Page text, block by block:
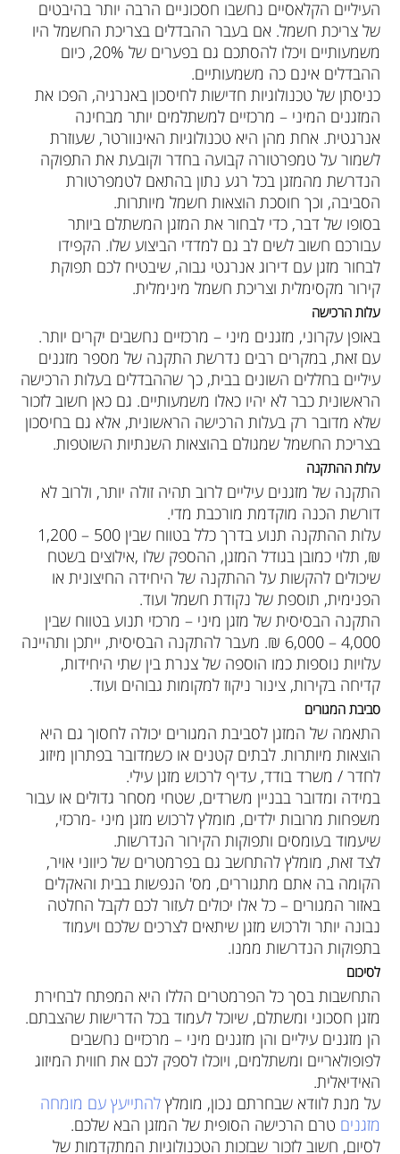
העיליים הקלאסיים נחשבו חסכוניים הרבה יותר בהיבטים
של צריכת חשמל. אם בעבר ההבדלים בצריכת החשמל היו
משמעותיים ויכלו להסתכם גם בפערים של 20%, כיום
ההבדלים אינם כה משמעותיים.
כניסתן של טכנולוגיות חדישות לחיסכון באנרגיה, הפכו את
המזגנים המיני – מרכזיים למשתלמים יותר מבחינה
אנרגטית. אחת מהן היא טכנולוגיות האינוורטר, שעוזרת
לשמור על טמפרטורה קבועה בחדר וקובעת את התפוקה
הנדרשת מהמזגן בכל רגע נתון בהתאם לטמפרטורת
הסביבה, וכך חוסכת הוצאות חשמל מיותרות.
בסופו של דבר, כדי לבחור את המזגן המשתלם ביותר
עבורכם חשוב לשים לב גם למדדי הביצוע שלו. הקפידו
לבחור מזגן עם דירוג אנרגטי גבוה, שיבטיח לכם תפוקת
קירור מקסימלית וצריכת חשמל מינימלית.
עלות הרכישה
באופן עקרוני, מזגנים מיני – מרכזיים נחשבים יקרים יותר.
עם זאת, במקרים רבים נדרשת התקנה של מספר מזגנים
עיליים בחללים השונים בבית, כך שההבדלים בעלות הרכישה
הראשונית כבר לא יהיו כאלו משמעותיים. גם כאן חשוב לזכור
שלא מדובר רק בעלות הרכישה הראשונית, אלא גם בחיסכון
בצריכת החשמל שמגולם בהוצאות השנתיות השוטפות.
עלות ההתקנה
התקנה של מזגנים עיליים לרוב תהיה זולה יותר, ולרוב לא
דורשת הכנה מוקדמת מורכבת מדי.
עלות ההתקנה תנוע בדרך כלל בטווח שבין 500 – 1,200
₪, תלוי כמובן בגודל המזגן, ההספק שלו ,אילוצים בשטח
שיכולים להקשות על ההתקנה של היחידה החיצונית או
הפנימית, תוספת של נקודת חשמל ועוד.
התקנה הבסיסית של מזגן מיני – מרכזי תנוע בטווח שבין
4,000 – 6,000 ₪. מעבר להתקנה הבסיסית, ייתכן ותהיינה
עלויות נוספות כמו הוספה של צנרת בין שתי היחידות,
קדיחה בקירות, צינור ניקוז למקומות גבוהים ועוד.
סביבת המגורים
התאמה של המזגן לסביבת המגורים יכולה לחסוך גם היא
הוצאות מיותרות. לבתים קטנים או כשמדובר בפתרון מיזוג
לחדר / משרד בודד, עדיף לרכוש מזגן עילי.
במידה ומדובר בבניין משרדים, שטחי מסחר גדולים או עבור
משפחות מרובות ילדים, מומלץ לרכוש מזגן מיני -מרכזי,
שיעמוד בעומסים ותפוקות הקירור הנדרשות.
לצד זאת, מומלץ להתחשב גם בפרמטרים של כיווני אויר,
הקומה בה אתם מתגוררים, מס' הנפשות בבית והאקלים
באזור המגורים – כל אלו יכולים לעזור לכם לקבל החלטה
נבונה יותר ולרכוש מזגן שיתאים לצרכים שלכם ויעמוד
בתפוקות הנדרשות ממנו.
לסיכום
התחשבות בסך כל הפרמטרים הללו היא המפתח לבחירת
מזגן חסכוני ומשתלם, שיוכל לעמוד בכל הדרישות שהצבתם.
הן מזגנים עיליים והן מזגנים מיני – מרכזיים נחשבים
לפופולאריים ומשתלמים, ויוכלו לספק לכם את חווית המיזוג
האידיאלית.
על מנת לוודא שבחרתם נכון, מומלץלהתייעץ עם מומחה
מזגנים טרם הרכישה הסופית של המזגן הבא שלכם.
לסיום, חשוב לזכור שבזכות הטכנולוגיות המתקדמות של